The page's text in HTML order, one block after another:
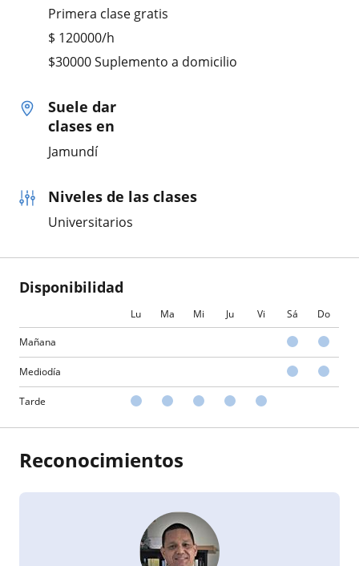
Primera clase gratis
$ 120000/h
$30000 Suplemento a domicilio
Suele dar
clases en
Jamundí
Niveles de las clases
Universitarios
Disponibilidad
Lu Ma Mi Ju Vi Sá Do
Mañana
Mediodía
Tarde
Reconocimientos